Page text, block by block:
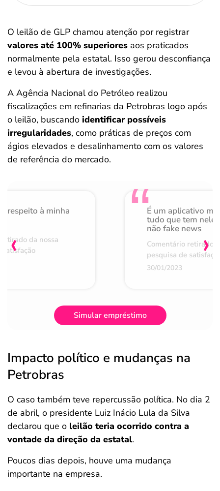
O leilão de GLP chamou atenção por registrar
valores até 100% superiores aos praticados
normalmente pela estatal. Isso gerou desconfiança
e levou à abertura de investigações.
A Agência Nacional do Petróleo realizou
fiscalizações em refinarias da Petrobras logo após
o leilão, buscando identificar possíveis
irregularidades, como práticas de preços com
ágios elevados e desalinhamento com os valores
de referência do mercado.
respeito à minha
da nossa
É um aplicativo
tudo que tem nele
não fake news
Comentário retirado
pesquisa de
30/01/2023
‹ ›
Simular empréstimo
Impacto político e mudanças na
Petrobras
O caso também teve repercussão política. No dia 2
de abril, o presidente Luiz Inácio Lula da Silva
declarou que o leilão teria ocorrido contra a
vontade da direção da estatal.
Poucos dias depois, houve uma mudança
importante na empresa.